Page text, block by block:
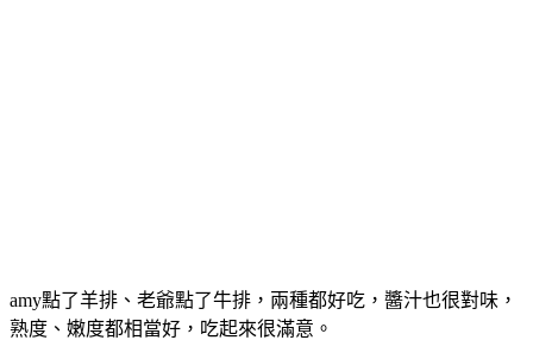
amy點了羊排、老爺點了牛排，兩種都好吃，醬汁也很對味，
熟度、嫩度都相當好，吃起來很滿意。